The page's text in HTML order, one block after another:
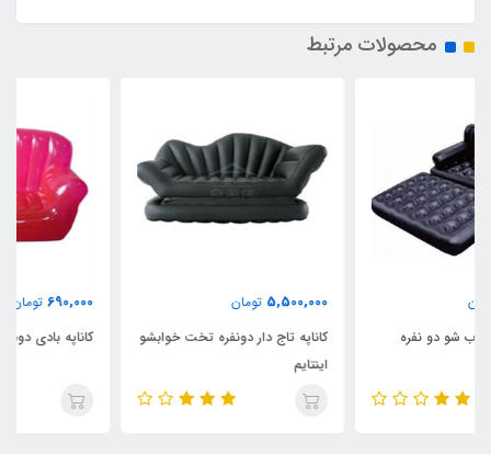
محصولات مرتبط
کاناپه تاج دار دونفره تخت خوابشو
کاناپه بادی دونفره ژله ای